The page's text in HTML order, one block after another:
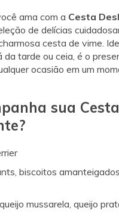
ama com a Cesta
de delícias
cesta de vime.
da tarde ou ceia, é o
ocasião em um
sua Cesta
biscoitos
mussarela, queijo